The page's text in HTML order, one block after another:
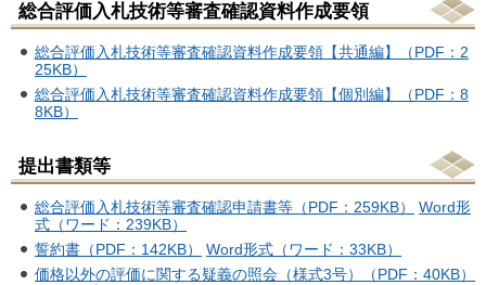
総合評価入札技術等審査確認資料作成要領
総合評価入札技術等審査確認資料作成要領【共通編】（PDF：2
25KB）
総合評価入札技術等審査確認資料作成要領【個別編】（PDF：8
8KB）
提出書類等
総合評価入札技術等審査確認申請書等（PDF：259KB）
Word形
式（ワード：239KB）
誓約書（PDF：142KB）
Word形式（ワード：33KB）
価格以外の評価に関する疑義の照会（様式3号）（PDF：40KB）